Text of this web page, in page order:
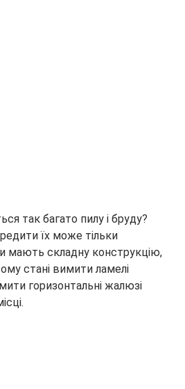
так багато пилу і бруду?
їх може тільки
мають складну конструкцію,
стані вимити ламелі
горизонтальні жалюзі